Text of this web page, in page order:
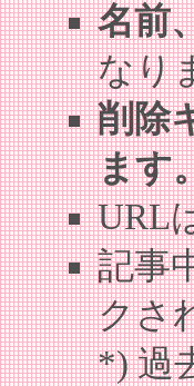
名前
なり
削除
ます
URL
記事
クさ
*) 過